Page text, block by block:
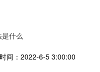
什么
间：2022-6-5 3:00:00